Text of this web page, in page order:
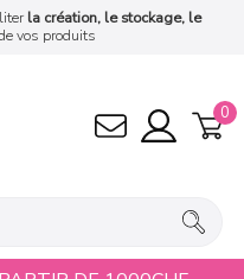
la création, le stockage, le
vos produits
0